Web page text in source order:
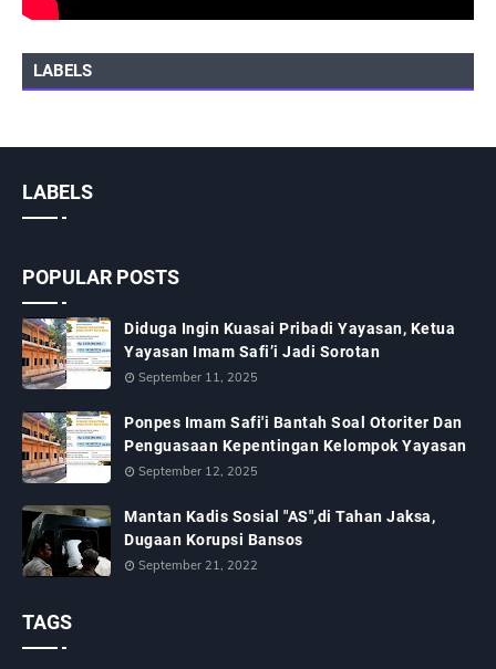
LABELS
LABELS
POPULAR POSTS
Diduga Ingin Kuasai Pribadi Yayasan, Ketua
Yayasan Imam Safi’i Jadi Sorotan
September 11, 2025
Ponpes Imam Safi'i Bantah Soal Otoriter Dan
Penguasaan Kepentingan Kelompok Yayasan
September 12, 2025
Mantan Kadis Sosial "AS",di Tahan Jaksa,
Dugaan Korupsi Bansos
September 21, 2022
TAGS